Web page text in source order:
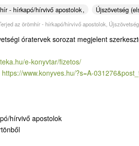
- hírkapó/hírvivő apostolok Újszövetség
az örömhír - hírkapó/hírvivő apostolok
óratervek sorozat megjelent
e-konyvtar/fizetos/
https://www.konyves.hu/?s=A-
hírvivő apostolok